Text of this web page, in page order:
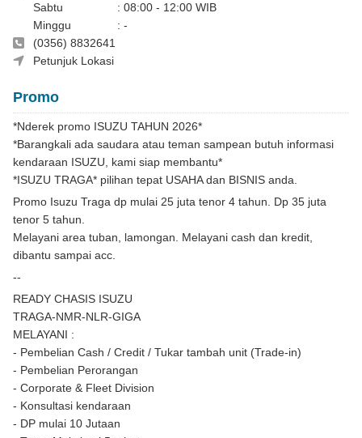
Sabtu
: 08:00 - 12:00 WIB
Minggu
: -
Telepon
(0356) 8832641
Sarwo 085850380177
Petunjuk Lokasi
Promo
*Nderek promo ISUZU TAHUN 2026*
*Barangkali ada saudara atau teman sampean butuh informasi
kendaraan ISUZU, kami siap membantu*
*ISUZU TRAGA* pilihan tepat USAHA dan BISNIS anda.
Promo Isuzu Traga dp mulai 25 juta tenor 4 tahun. Dp 35 juta
tenor 5 tahun.
Melayani area tuban, lamongan. Melayani cash dan kredit,
dibantu sampai acc.
--
READY CHASIS ISUZU
TRAGA-NMR-NLR-GIGA
MELAYANI :
- Pembelian Cash / Credit / Tukar tambah unit (Trade-in)
- Pembelian Perorangan
- Corporate & Fleet Division
- Konsultasi kendaraan
- DP mulai 10 Jutaan